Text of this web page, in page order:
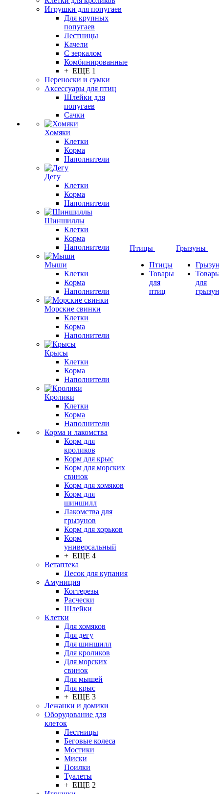
Игрушки для попугаев
Для крупных
попугаев
Лестницы
Качели
С зеркалом
Комбинированные
+ ЕЩЕ 1
Переноски и сумки
Аксессуары для птиц
Шлейки для
попугаев
Сачки
Хомяки
Клетки
Корма
Наполнители
Дегу
Клетки
Корма
Наполнители
Шиншиллы
Клетки
Корма
Наполнители
Мыши
Клетки
Корма
Наполнители
Морские свинки
Клетки
Корма
Наполнители
Крысы
Клетки
Корма
Наполнители
Кролики
Клетки
Корма
Наполнители
Корма и лакомства
Корм для
кроликов
Корм для крыс
Корм для морских
свинок
Корм для хомяков
Корм для
шиншилл
Лакомства для
грызунов
Корм для хорьков
Корм
универсальный
+ ЕЩЕ 4
Ветаптека
Песок для купания
Амуниция
Когтерезы
Расчески
Шлейки
Клетки
Для хомяков
Для дегу
Для шиншилл
Для кроликов
Для морских
свинок
Для мышей
Для крыс
+ ЕЩЕ 3
Лежанки и домики
Оборудование для
клеток
Лестницы
Беговые колеса
Мостики
Миски
Поилки
Туалеты
+ ЕЩЕ 2
Птицы
Птицы
Товары
для
птиц
Грызуны
для